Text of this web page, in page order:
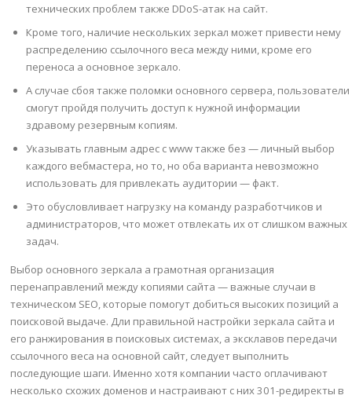
технических проблем также DDoS-атак на сайт.
Кроме того, наличие нескольких зеркал может привести нему
распределению ссылочного веса между ними, кроме его
переноса а основное зеркало.
А случае сбоя также поломки основного сервера, пользователи
смогут пройдя получить доступ к нужной информации
здравому резервным копиям.
Указывать главным адрес с www также без — личный выбор
каждого вебмастера, но то, но оба варианта невозможно
использовать для привлекать аудитории — факт.
Это обусловливает нагрузку на команду разработчиков и
администраторов, что может отвлекать их от слишком важных
задач.
Выбор основного зеркала а грамотная организация
перенаправлений между копиями сайта — важные случаи в
техническом SEO, которые помогут добиться высоких позиций а
поисковой выдаче. Дли правильной настройки зеркала сайта и
его ранжирования в поисковых системах, а эксклавов передачи
ссылочного веса на основной сайт, следует выполнить
последующие шаги. Именно хотя компании часто оплачивают
несколько схожих доменов и настраивают с них 301-редиректы в